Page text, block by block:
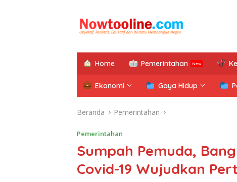
Home Pemerintahan
Ekonomi Gaya Hidup
Beranda Pemerintahan
Pemerintahan
Sumpah Pemuda,
Covid-19 Wujudkan